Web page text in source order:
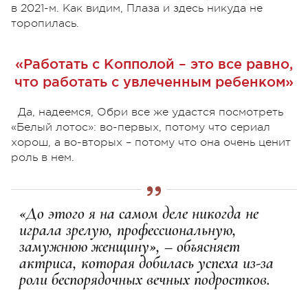
в 2021-м. Как видим, Плаза и здесь никуда не
торопилась.
«Работать с Копполой – это все равно,
что работать с увлеченным ребенком»
Да, надеемся, Обри все же удастся посмотреть
«Белый лотос»: во-первых, потому что сериал
хорош, а во-вторых – потому что она очень ценит
роль в нем.
«До этого я на самом деле никогда не
играла зрелую, профессиональную,
замужнюю женщину», – объясняет
актриса, которая добилась успеха из-за
роли беспорядочных вечных подростков.